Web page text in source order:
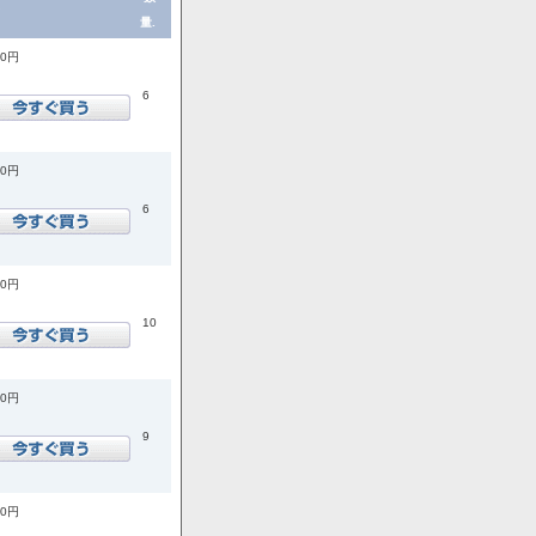
量.
円
6
円
6
円
10
円
9
円